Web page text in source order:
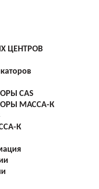
ЦЕНТРОВ
CAS
МАССА-К
К